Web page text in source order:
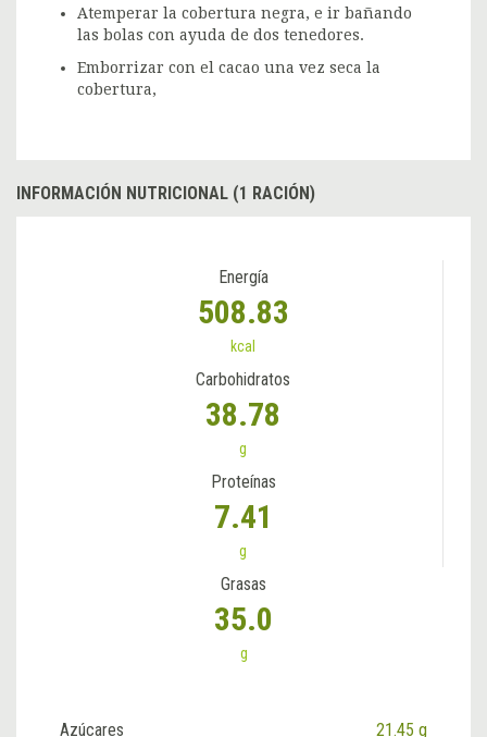
Atemperar la cobertura negra, e ir bañando
las bolas con ayuda de dos tenedores.
Emborrizar con el cacao una vez seca la
cobertura,
INFORMACIÓN NUTRICIONAL (1 RACIÓN)
Energía
508.83
kcal
Carbohidratos
38.78
g
Proteínas
7.41
g
Grasas
35.0
g
Azúcares 21.45 g